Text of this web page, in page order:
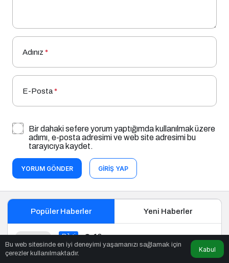
Adınız *
E-Posta*
Bir dahaki sefere yorum yaptığımda kullanılmak üzere
adımı, e-posta adresimi ve web site adresimi bu
tarayıcıya kaydet.
YORUM GÖNDER GIRIŞ YAP
Popüler Haberler Yeni Haberler
Bilgi 13
İnsan Neden Sürekli Onay Arar?
Bu web sitesinde en iyi deneyimi yaşamanızı sağlamak için
çerezler kullanılmaktadır.
Kabul